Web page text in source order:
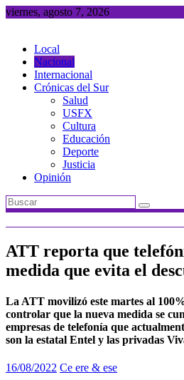
Saltar
viernes, agosto 7, 2026
Local
Nacional
Internacional
Crónicas del Sur
Salud
USFX
Cultura
Educación
Deporte
Justicia
Opinión
ATT reporta que
medida que evita el
La ATT movilizó este martes al
controlar que la nueva medida se
empresas de telefonía que
son la estatal Entel y las privadas
16/08/2022 Ce ere & ese